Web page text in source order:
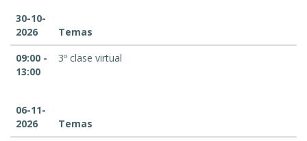
30-10-
2026
Temas
09:00 -
13:00
3º clase virtual
06-11-
2026
Temas